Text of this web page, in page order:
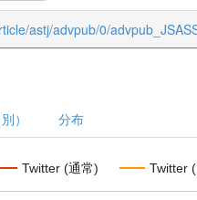
astj/advpub/0/
） 分布
Twitter (通常) Twitter